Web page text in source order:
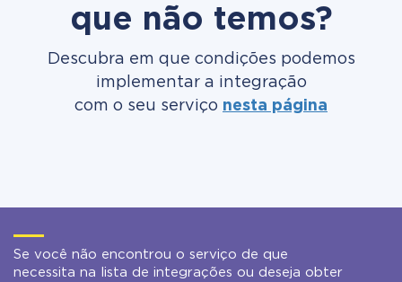
que não temos?
Descubra em que condições podemos
implementar a integração
com o seu serviço nesta página
Se você não encontrou o serviço de que
necessita na lista de integrações ou deseja obter